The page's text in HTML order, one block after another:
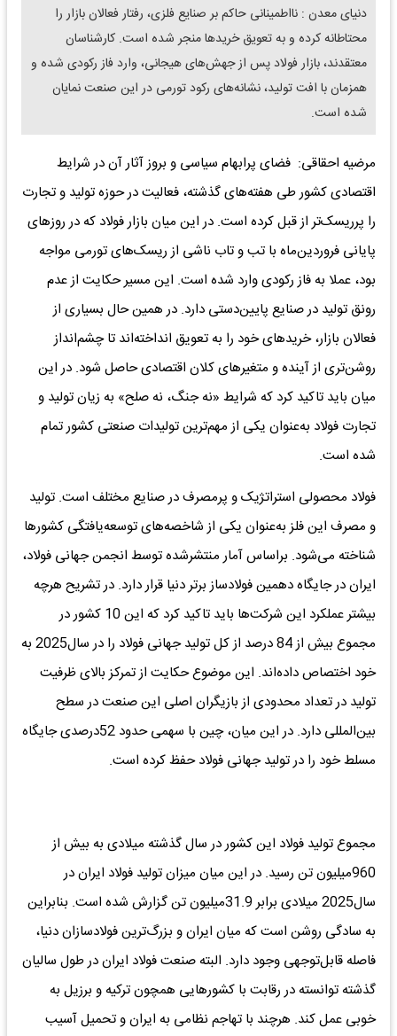
دنیای معدن : نااطمینانی حاکم بر صنایع فلزی، رفتار فعالان بازار را
محتاطانه کرده و به تعویق خریدها منجر شده‌ است. کارشناسان
معتقدند، بازار فولاد پس از جهش‌های هیجانی، وارد فاز رکودی شده و
همزمان با افت تولید، نشانه‌های رکود تورمی در این صنعت نمایان
شده است.
مرضیه احقاقی: فضای پرابهام سیاسی و بروز آثار آن در شرایط
اقتصادی کشور طی هفته‌های گذشته، فعالیت در حوزه تولید و تجارت
را پرریسک‌تر از قبل کرده است. در این میان بازار فولاد که در روزهای
پایانی فروردین‌ماه با تب و تاب ناشی از ریسک‌های تورمی مواجه
بود، عملا به فاز رکودی وارد شده است. این مسیر حکایت از عدم
رونق تولید در صنایع پایین‌دستی دارد. در همین حال بسیاری از
فعالان بازار، خریدهای خود را به تعویق انداخته‌اند تا چشم‌انداز
روشن‌تری از آینده و متغیرهای کلان اقتصادی حاصل شود. در این
میان باید تاکید کرد که شرایط «نه جنگ، نه صلح» به زیان تولید و
تجارت فولاد به‌عنوان یکی از مهم‌ترین تولیدات صنعتی کشور تمام
شده است.
فولاد محصولی استراتژیک و پرمصرف در صنایع مختلف است. تولید
و مصرف این فلز به‌عنوان یکی از شاخصه‌های توسعه‌یافتگی کشورها
شناخته می‌شود. براساس آمار منتشرشده توسط‌ انجمن‌ جهانی‌ فولاد،
ایران در جایگاه دهمین فولادساز برتر دنیا قرار دارد. در تشریح هرچه
بیشتر عملکرد این شرکت‌ها باید تاکید کرد که این 10 کشور در
مجموع بیش از 84 درصد از کل تولید جهانی فولاد را در سال2025 به
خود اختصاص داده‌اند. این موضوع حکایت از تمرکز بالای ظرفیت‌
تولید در تعداد محدودی از بازیگران اصلی‌ این‌ صنعت‌ در سطح‌
بین‌المللی‌ دارد. در این‌ میان، چین‌ با سهمی‌ حدود 52درصدی جایگاه
مسلط خود را در تولید جهانی فولاد حفظ کرده است.
مجموع تولید فولاد این کشور در سال گذشته میلادی به بیش از
960‌میلیون تن رسید. در این میان میزان تولید فولاد ایران در
سال2025 میلادی برابر 31.9‌میلیون تن گزارش شده است. بنابراین
به سادگی روشن است که میان ایران و بزرگ‌ترین فولادسازان دنیا،
فاصله قابل‌توجهی وجود دارد. البته صنعت فولاد ایران در طول سالیان
گذشته توانسته در رقابت با کشورهایی همچون ترکیه و برزیل به
خوبی عمل کند. هرچند با تهاجم نظامی به ایران و تحمیل آسیب